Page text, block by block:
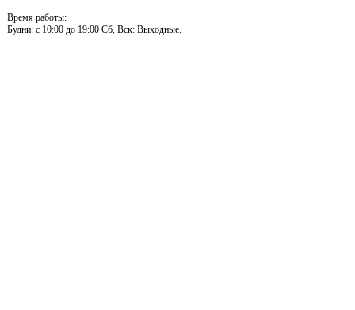
Время работы:
Будни: c 10:00 до 19:00 Сб, Вск: Выходные.